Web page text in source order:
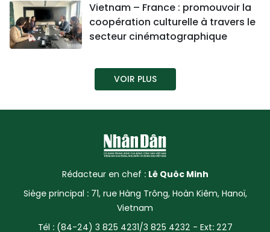
Vietnam – France : promouvoir la
coopération culturelle à travers le
secteur cinématographique
VOIR PLUS
Rédacteur en chef : Lê Quôc Minh
Siège principal : 71, rue Hàng Trông, Hoàn Kiêm, Hanoï,
Vietnam
Tél : (84-24) 3 825 4231/3 825 4232 - Ext: 227